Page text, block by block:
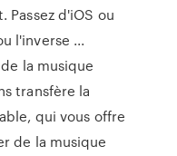
d'iOS ou
l'inverse ...
la musique
transfère la
qui vous offre
de la musique